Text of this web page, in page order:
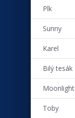
Plk
Sunny
Karel
Bilý tesák
Moonlight
Toby